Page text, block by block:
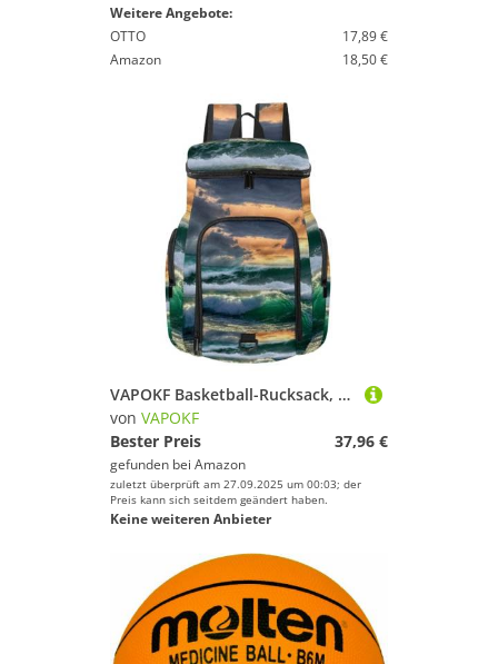
Weitere Angebote:
OTTO
17,89 €
Amazon
18,50 €
VAPOKF Basketball-Rucksack, Sporttasche mit Ball- und Schuhfach für Fußball, Volleyball, Schwimmen, Fitnessstudio, Reisen, tolle Meereswelle
von VAPOKF
Bester Preis
37,96 €
gefunden bei Amazon
zuletzt überprüft am 27.09.2025 um 00:03; der
Preis kann sich seitdem geändert haben.
Keine weiteren Anbieter